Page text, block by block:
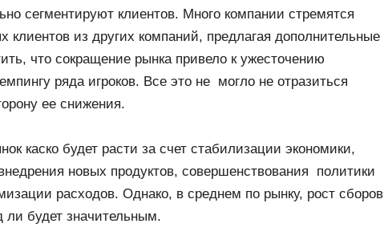
сегментируют клиентов. Много компании стремятся
клиентов из других компаний, предлагая дополнительные
что сокращение рынка привело к ужесточению
ряда игроков. Все это не могло не отразиться
ее снижения.
каско будет расти за счет стабилизации экономики,
новых продуктов, совершенствования политики
расходов. Однако, в среднем по рынку, рост сборов
ли будет значительным.